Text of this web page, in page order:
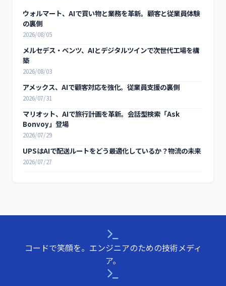
ウォルマート、AIで買い物と業務を革新。顧客と従業員体験
の裏側
2026/08/05
メルセデス・ベンツ、AIとデジタルツインで次世代工場を構
築
2026/08/03
アメックス、AIで顧客対応を強化。従業員支援の裏側
2026/07/31
マリオット、AIで旅行計画を革新。会話型検索「Ask
Bonvoy」登場
2026/07/29
UPSはAIで配送ルートをどう最適化しているか？物流の未来
2026/07/27
コードで笑顔を。エンジニアのための技術メディ
ア。